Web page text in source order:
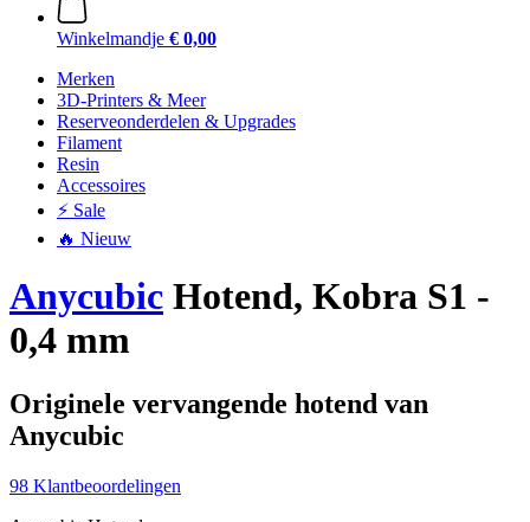
Winkelmandje € 0,00
Merken
3D-Printers & Meer
Reserveonderdelen & Upgrades
Filament
Resin
Accessoires
⚡ Sale
🔥 Nieuw
Anycubic Hotend, Kobra S1 -
0,4 mm
Originele vervangende hotend van
Anycubic
98 Klantbeoordelingen